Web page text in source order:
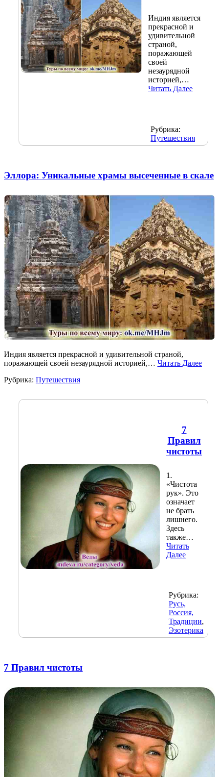
Индия является
прекрасной и
удивительной
страной,
поражающей
своей
незаурядной
историей,…
Читать Далее
Рубрика:
Путешествия
Эллора: Уникальные храмы высеченные в скале
Индия является прекрасной и удивительной страной,
поражающей своей незаурядной историей,… Читать Далее
Рубрика: Путешествия
7
Правил
чистоты
1.
«Чистота
рук». Это
означает
не брать
лишнего.
Здесь
также…
Читать
Далее
Рубрика:
Русь,
Россия,
Традиции,
Эзотерика
7 Правил чистоты